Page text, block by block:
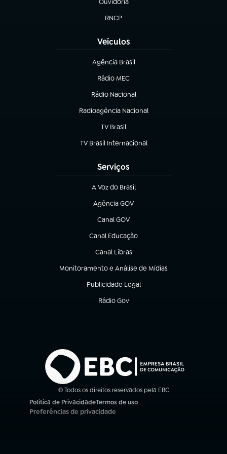
Ouvidoria
(abre em nova aba)
RNCP
(abre em nova aba)
Veículos
Agência Brasil
(abre em nova aba)
Rádio MEC
Rádio Nacional
(abre em nova aba)
Radioagência Nacional
(abre em nova aba)
TV Brasil
(abre em nova aba)
TV Brasil Internacional
(abre em nova aba)
Serviços
A Voz do Brasil
(abre em nova aba)
Agência GOV
(abre em nova aba)
Canal GOV
(abre em nova aba)
Canal Educação
(abre em nova aba)
Canal Libras
(abre em nova aba)
Monitoramento e Análise de Mídias
(abre em nova aba)
Publicidade Legal
(abre em nova aba)
Rádio Gov
(abre em nova aba)
© Todos os direitos reservados pela EBC
Política de Privacidade
(abre em nova aba)
Termos de uso
(abre em nova aba)
Preferências de privacidade